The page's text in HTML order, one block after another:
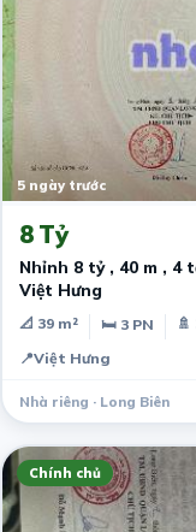
5 ngày trước
8 Tỷ
Nhỉnh 8 tỷ , 40 m ,
Việt Hưng
📐 39 m² 🛏 3 PN
📍Việt Hưng
Nhà riêng · Long Biên
Chính chủ